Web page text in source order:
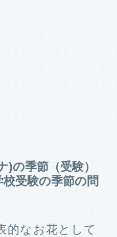
の季節（受験）
受験の季節の問
的なお花として